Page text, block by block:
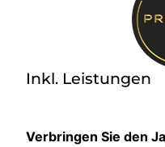
Inkl. Leistungen
Verbringen Sie den